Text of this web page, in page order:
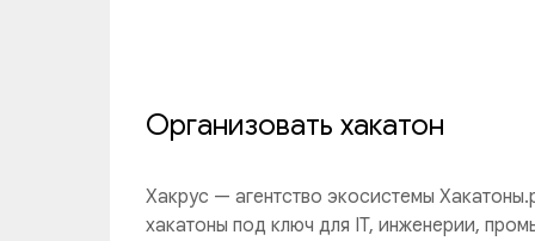
Организовать хакатон
Хакрус — агентство экосистемы
хакатоны под ключ для IT, инженерии,